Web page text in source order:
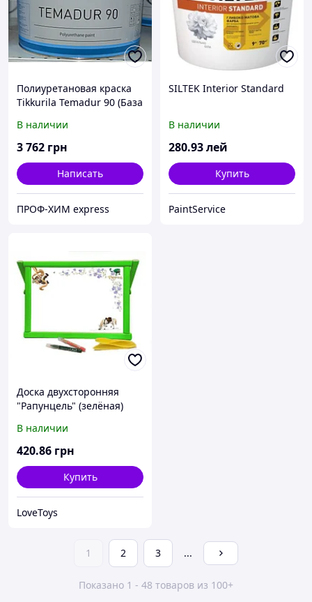
Полиуретановая краска
Tikkurila Temadur 90 (База
7.5л
В наличии
3 762 грн
Написать
ПРОФ-ХИМ express
SILTEK Interior Standard
В наличии
280.93лей
Купить
PaintService
Доска двухсторонняя
"Рапунцель" (зелёная)
В наличии
420.86 грн
Купить
LoveToys
1 2 3 ...
Показано 1 - 48 товаров из 100+